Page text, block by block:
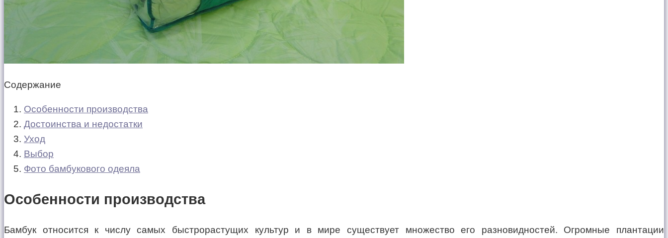
Содержание
Особенности производства
Достоинства и недостатки
Уход
Выбор
Фото бамбукового одеяла
Особенности производства
Бамбук относится к числу самых быстрорастущих культур и в мире существует множество его разновидностей. Огромные плантации